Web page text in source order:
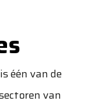
één van de
van